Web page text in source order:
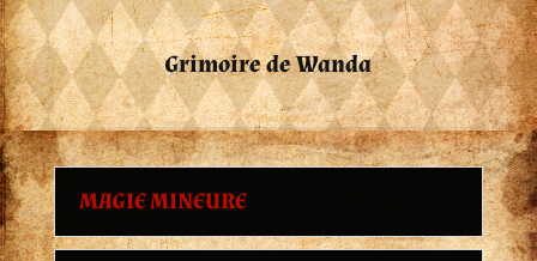
Grimoire de Wanda
MAGIE MINEURE